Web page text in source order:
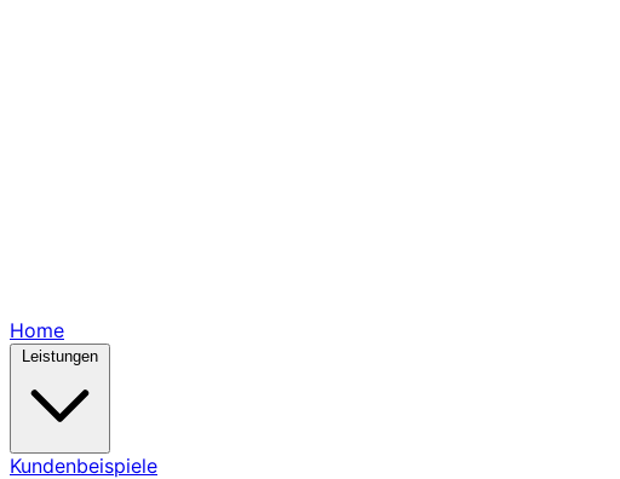
Home
Kundenbeispiele